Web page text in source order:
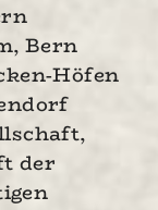
Bern
Höfen
der